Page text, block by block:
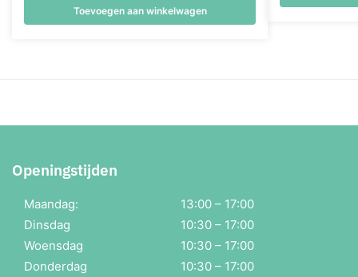
Toevoegen aan winkelwagen
Openingstijden
Maandag:
13:00 – 17:00
Dinsdag
10:30 – 17:00
Woensdag
10:30 – 17:00
Donderdag
10:30 – 17:00